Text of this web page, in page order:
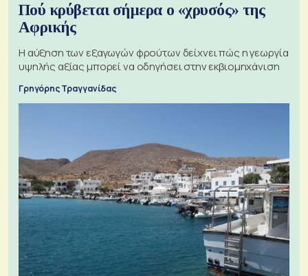
Πού κρύβεται σήμερα ο «χρυσός» της
Αφρικής
Η αύξηση των εξαγωγών φρούτων δείχνει πώς η γεωργία
υψηλής αξίας μπορεί να οδηγήσει στην εκβιομηχάνιση
Γρηγόρης Τραγγανίδας